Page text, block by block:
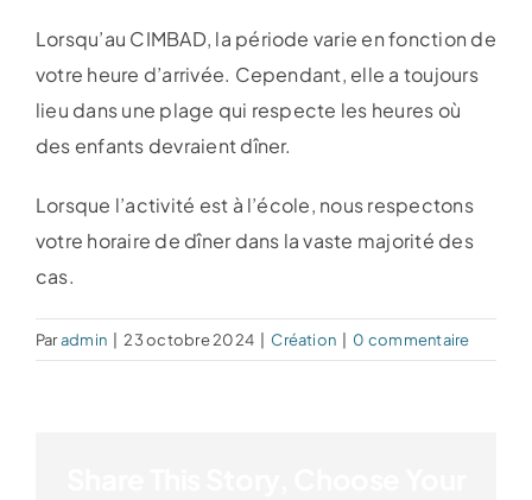
Nous joindre
Lorsqu’au CIMBAD, la période varie en fonction de
votre heure d’arrivée. Cependant, elle a toujours
lieu dans une plage qui respecte les heures où
des enfants devraient dîner.
Lorsque l’activité est à l’école, nous respectons
votre horaire de dîner dans la vaste majorité des
cas.
Paradmin 23 octobre 2024 Création 0 commentaire